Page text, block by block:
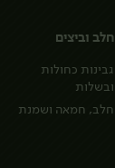
חלב וביצים
גבינות כחולות
ובשלות
חלב, חמאה ושמנת